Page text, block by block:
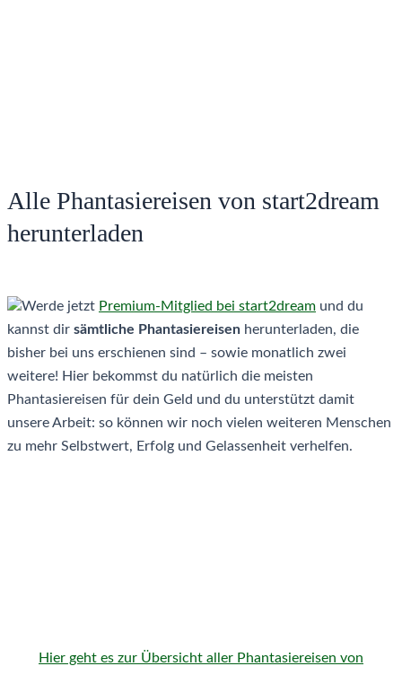
Alle Phantasiereisen von start2dream
herunterladen
Werde jetzt Premium-Mitglied bei start2dream und du
kannst dir sämtliche Phantasiereisen herunterladen, die
bisher bei uns erschienen sind – sowie monatlich zwei
weitere! Hier bekommst du natürlich die meisten
Phantasiereisen für dein Geld und du unterstützt damit
unsere Arbeit: so können wir noch vielen weiteren Menschen
zu mehr Selbstwert, Erfolg und Gelassenheit verhelfen.
Hier geht es zur Übersicht aller Phantasiereisen von